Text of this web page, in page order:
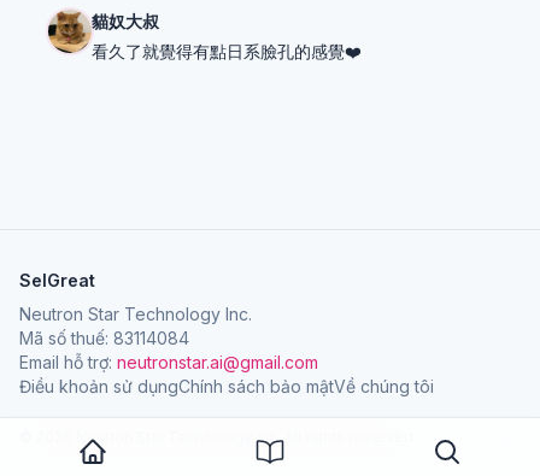
貓奴大叔
看久了就覺得有點日系臉孔的感覺❤️
SelGreat
Neutron Star Technology Inc.
Mã số thuế: 83114084
Email hỗ trợ: neutronstar.ai@gmail.com
Điều khoản sử dụngChính sách bảo mậtVề chúng tôi
© 2026 Neutron Star Technology Inc. All rights reserved.